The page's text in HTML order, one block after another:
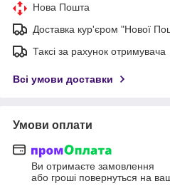
Нова Пошта
Доставка кур'єром "Нової
Таксі за рахунок отримувача
Всі умови доставки
Умови оплати
Ви отримаєте замовлення
або гроші повернуться на